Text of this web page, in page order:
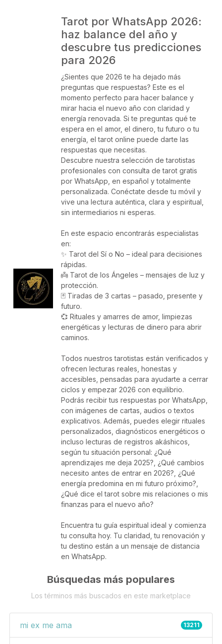
Tarot por WhatsApp 2026:
haz balance del año y
descubre tus predicciones
para 2026
¿Sientes que 2026 te ha dejado más
preguntas que respuestas? Este es el
momento perfecto para hacer balance y
mirar hacia el nuevo año con claridad y
energía renovada. Si te preguntas qué te
espera en el amor, el dinero, tu futuro o tu
energía, el tarot online puede darte las
respuestas que necesitas.
Descubre nuestra selección de tarotistas
profesionales con consulta de tarot gratis
por WhatsApp, en español y totalmente
personalizada. Conéctate desde tu móvil y
vive una lectura auténtica, clara y espiritual,
sin intermediarios ni esperas.
En este espacio encontrarás especialistas
en:
✨ Tarot del Sí o No – ideal para decisiones
rápidas.
👼 Tarot de los Ángeles – mensajes de luz y
protección.
🃏 Tiradas de 3 cartas – pasado, presente y
futuro.
💞 Rituales y amarres de amor, limpiezas
energéticas y lecturas de dinero para abrir
caminos.
Todos nuestros tarotistas están verificados y
ofrecen lecturas reales, honestas y
accesibles, pensadas para ayudarte a cerrar
ciclos y empezar 2026 con equilibrio.
Podrás recibir tus respuestas por WhatsApp,
con imágenes de cartas, audios o textos
explicativos. Además, puedes elegir rituales
personalizados, diagnósticos energéticos o
incluso lecturas de registros akáshicos,
según tu situación personal: ¿Qué
aprendizajes me deja 2025?, ¿Qué cambios
necesito antes de entrar en 2026?, ¿Qué
energía predomina en mi futuro próximo?,
¿Qué dice el tarot sobre mis relaciones o mis
finanzas para el nuevo año?
Encuentra tu guía espiritual ideal y comienza
tu consulta hoy. Tu claridad, tu renovación y
tu destino están a un mensaje de distancia
en WhatsApp.
Búsquedas más populares
Los términos más buscados en este marketplace
mi ex me ama 13211